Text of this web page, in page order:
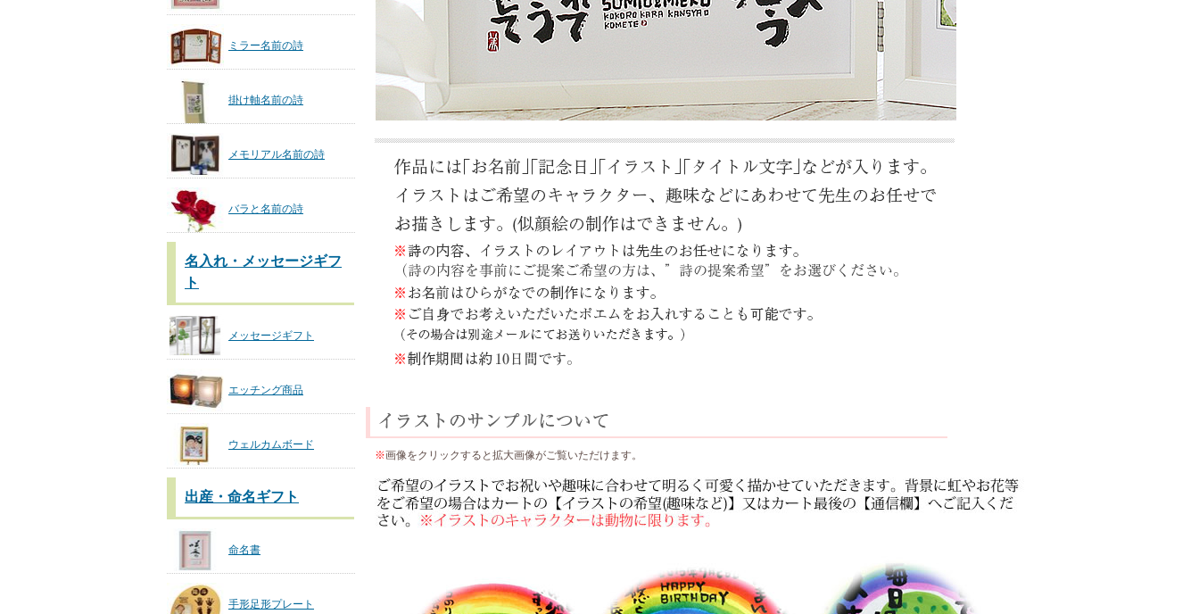
ミラー名前の詩
掛け軸名前の詩
メモリアル名前の詩
バラと名前の詩
名入れ・メッセージギフ
ト
メッセージギフト
エッチング商品
ウェルカムボード
出産・命名ギフト
命名書
手形足形プレート
※画像をクリックすると拡大画像がご覧いただけます。